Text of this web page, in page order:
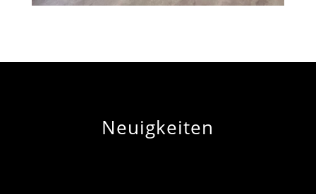
Neuigkeiten